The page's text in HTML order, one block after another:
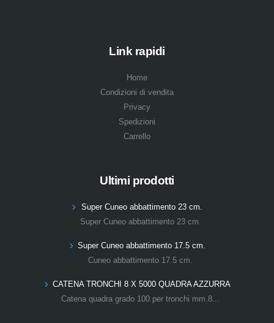
Link rapidi
Home
Condizioni di vendita
Privacy
Spedizioni
Carrello
Ultimi prodotti
Super Cuneo abbattimento 23 cm.
Super Cuneo abbattimento 23 cm.
Super Cuneo abbattimento 17.5 cm.
Cuneo abbattimento 17.5 cm.
CATENA TRONCHI 8 X 5000 QUADRA AZZURRA
Catena quadra grado 100 per tronchi mm.8...